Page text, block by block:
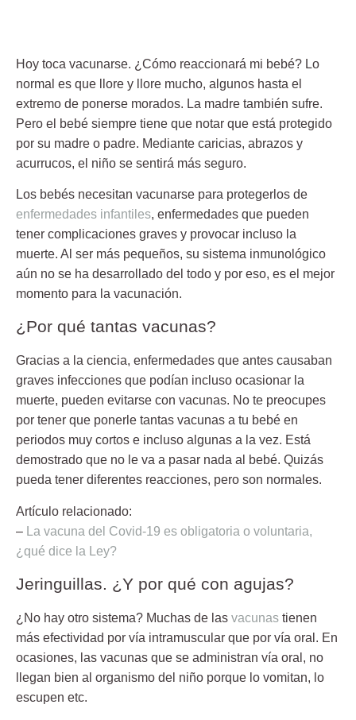
Hoy toca vacunarse. ¿Cómo reaccionará mi bebé? Lo
normal es que llore y llore mucho, algunos hasta el
extremo de ponerse morados. La madre también sufre.
Pero el bebé siempre tiene que notar que está protegido
por su madre o padre. Mediante caricias, abrazos y
acurrucos, el niño se sentirá más seguro.
Los bebés necesitan vacunarse para protegerlos de
enfermedades infantiles, enfermedades que pueden
tener complicaciones graves y provocar incluso la
muerte. Al ser más pequeños, su sistema inmunológico
aún no se ha desarrollado del todo y por eso, es el mejor
momento para la vacunación.
¿Por qué tantas vacunas?
Gracias a la ciencia, enfermedades que antes causaban
graves infecciones que podían incluso ocasionar la
muerte, pueden evitarse con vacunas. No te preocupes
por tener que ponerle tantas vacunas a tu bebé en
periodos muy cortos e incluso algunas a la vez. Está
demostrado que no le va a pasar nada al bebé. Quizás
pueda tener diferentes reacciones, pero son normales.
Artículo relacionado:
–
La vacuna del Covid-19 es obligatoria o voluntaria,
¿qué dice la Ley?
Jeringuillas. ¿Y por qué con agujas?
¿No hay otro sistema? Muchas de las vacunas tienen
más efectividad por vía intramuscular que por vía oral. En
ocasiones, las vacunas que se administran vía oral, no
llegan bien al organismo del niño porque lo vomitan, lo
escupen etc.